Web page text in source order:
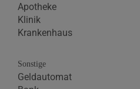
Apotheke
Klinik
Krankenhaus
Sonstige
Geldautomat